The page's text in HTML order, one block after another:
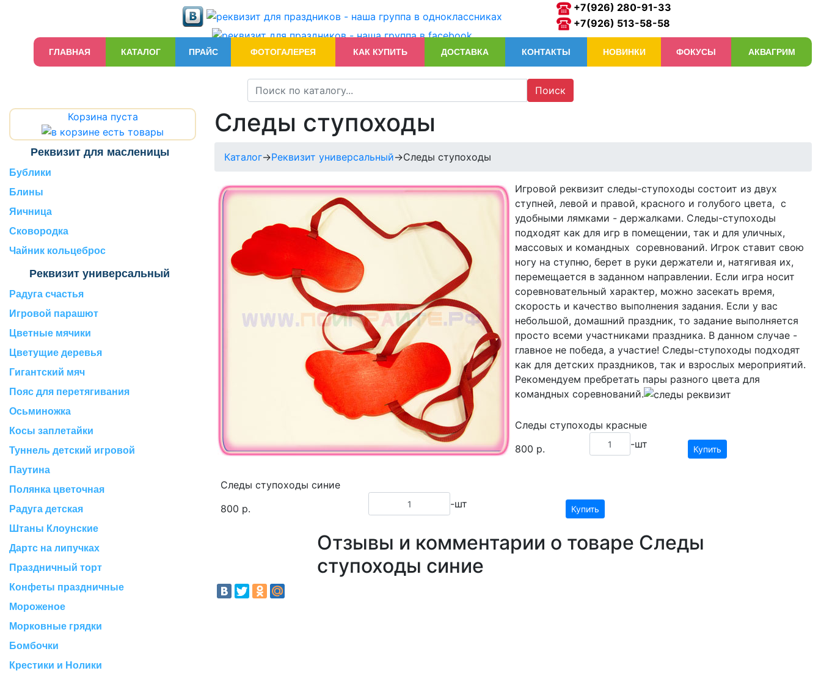
+7(926) 280-91-33
+7(926) 513-58-58
ГЛАВНАЯ КАТАЛОГ ПРАЙС ФОТОГАЛЕРЕЯ КАК КУПИТЬ ДОСТАВКА КОНТАКТЫ НОВИНКИ ФОКУСЫ АКВАГРИМ
Поиск
Корзина пуста
Реквизит для масленицы
Бублики
Блины
Яичница
Сковородка
Чайник кольцеброс
Реквизит универсальный
Радуга счастья
Игровой парашют
Цветные мячики
Цветущие деревья
Гигантский мяч
Пояс для перетягивания
Осьминожка
Косы заплетайки
Туннель детский игровой
Паутина
Полянка цветочная
Радуга детская
Штаны Клоунские
Дартс на липучках
Праздничный торт
Конфеты праздничные
Мороженое
Морковные грядки
Бомбочки
Крестики и Нолики
Следы ступоходы
Каталог->Реквизит универсальный->Следы ступоходы
Игровой реквизит следы-ступоходы состоит из двух
ступней, левой и правой, красного и голубого цвета, с
удобными лямками - держалками. Следы-ступоходы
подходят как для игр в помещении, так и для уличных,
массовых и командных соревнований. Игрок ставит свою
ногу на ступню, берет в руки держатели и, натягивая их,
перемещается в заданном направлении. Если игра носит
соревновательный характер, можно засекать время,
скорость и качество выполнения задания. Если у вас
небольшой, домашний праздник, то задание выполняется
просто всеми участниками праздника. В данном случае -
главное не победа, а участие! Следы-ступоходы подходят
как для детских праздников, так и взрослых мероприятий.
Рекомендуем пребретать пары разного цвета для
командных соревнований.
Следы ступоходы красные
800 р. -шт Купить
Следы ступоходы синие
800 р. -шт Купить
Отзывы и комментарии о товаре Следы
ступоходы синие